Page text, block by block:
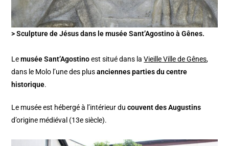
> Sculpture de Jésus dans le musée Sant’Agostino à Gênes.
Lemusée Sant’Agostinoest situé dans laVieille Ville de Gênes,
dans le Molo l’une des plusanciennes parties du centre
historique.
Le musée est hébergé à l’intérieur ducouvent des Augustins
d’origine médiéval (13e siècle).